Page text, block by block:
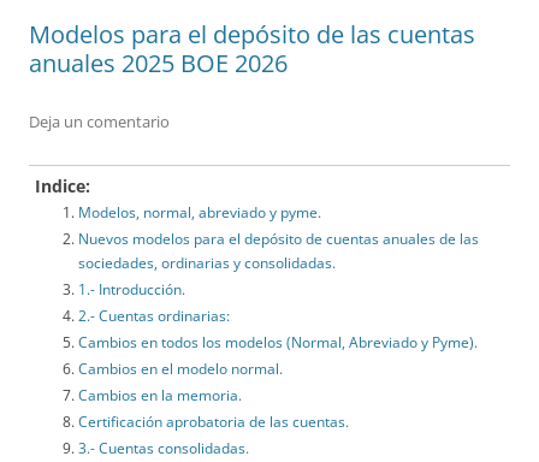
Modelos para el depósito de las cuentas
anuales 2025 BOE 2026
Deja un comentario
Indice:
Modelos, normal, abreviado y pyme.
Nuevos modelos para el depósito de cuentas anuales de las
sociedades, ordinarias y consolidadas.
1.- Introducción.
2.- Cuentas ordinarias:
Cambios en todos los modelos (Normal, Abreviado y Pyme).
Cambios en el modelo normal.
Cambios en la memoria.
Certificación aprobatoria de las cuentas.
3.- Cuentas consolidadas.